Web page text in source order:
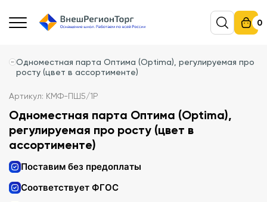
0
Одноместная парта Оптима (Optima), регулируемая про
росту (цвет в ассортименте)
Артикул: КМФ-ПШ5/1Р
Одноместная парта Оптима (Optima),
регулируемая про росту (цвет в
ассортименте)
Поставим без предоплаты
Соответствует ФГОС